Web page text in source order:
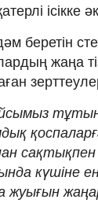
ісікке
беретін
жаңа
күшіне
жуығын